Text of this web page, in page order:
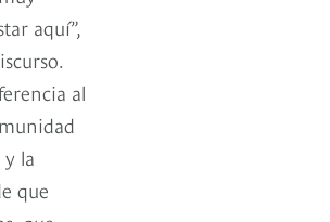
aquí”,
al
la
que